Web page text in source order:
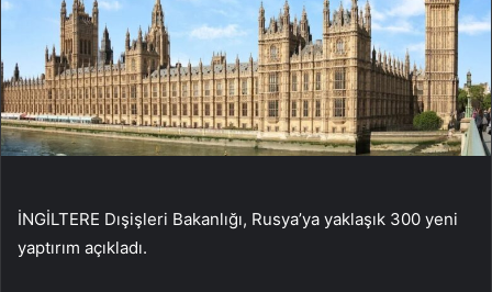
İNGİLTERE Dışişleri Bakanlığı, Rusya’ya yaklaşık 300 yeni
yaptırım açıkladı.